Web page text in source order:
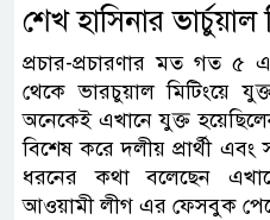
শেখ হাসিনার ভার্চুয়াল
প্রচার-প্রচারণার মত গত ৫
থেকে ভারচুয়াল মিটিংয়ে
অনেকেই এখানে যুক্ত
বিশেষ করে দলীয় প্রার্থী
ধরনের কথা বলেছেন
আওয়ামী লীগ এর ফেসবুক